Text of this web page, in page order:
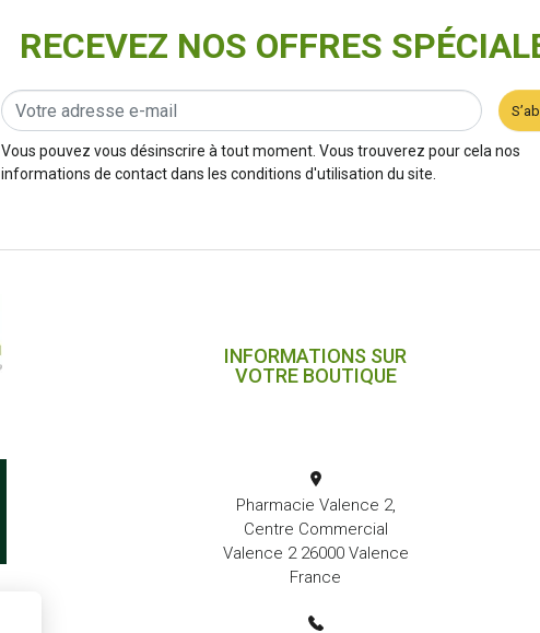
RECEVEZ NOS OFFRES
Vous pouvez vous désinscrire à tout moment. Vous trouverez pour cela nos
informations de contact dans les conditions d'utilisation du site.
INFORMATIONS SUR
VOTRE BOUTIQUE
Pharmacie Valence 2,
Centre Commercial
Valence 2 26000 Valence
France